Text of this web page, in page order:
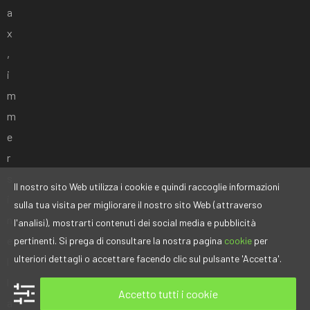
a
x
,
i
m
m
e
r
Il nostro sito Web utilizza i cookie e quindi raccoglie informazioni
sulla tua visita per migliorare il nostro sito Web (attraverso
l'analisi), mostrarti contenuti dei social media e pubblicità
pertinenti. Si prega di consultare la nostra pagina cookie per
ulteriori dettagli o accettare facendo clic sul pulsante 'Accetta'.
Accetto tutti i cookie